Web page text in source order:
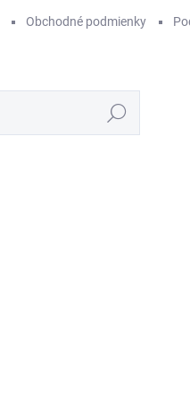
Obchodné podmienky
Hľadať